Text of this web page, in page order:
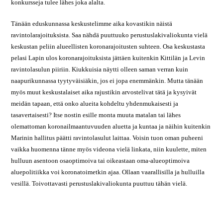
konkursseja tulee lähes joka alalta.
Tänään eduskunnassa keskustelimme aika kovastikin näistä
ravintolarajoituksista. Saa nähdä puuttuuko perustuslakivaliokunta vielä
keskustan peliin alueellisten koronarajoitusten suhteen. Osa keskustasta
pelasi Lapin ulos koronarajoituksista jättäen kuitenkin Kittilän ja Levin
ravintolasulun piiriin. Kiukkuisia näytti olleen saman verran kuin
naapurikunnassa tyytyväisiäkin, jos ei jopa enemmänkin. Mutta tänään
myös muut keskustalaiset aika rajustikin arvostelivat tätä ja kysyivät
meidän tapaan, että onko alueita kohdeltu yhdenmukaisesti ja
tasavertaisesti? Itse nostin esille monta muuta matalan tai lähes
olemattoman koronailmaantuvuuden aluetta ja kuntaa ja näihin kuitenkin
Marinin hallitus päätti ravintolasulut laittaa. Voisin tuon oman puheeni
vaikka huomenna tänne myös videona vielä linkata, niin kuulette, miten
hulluun asentoon osaoptimoiva tai oikeastaan oma-alueoptimoiva
aluepolitiikka voi koronatoimetkin ajaa. Ollaan vaarallisilla ja hulluilla
vesillä. Toivottavasti perustuslakivaliokunta puuttuu tähän vielä.